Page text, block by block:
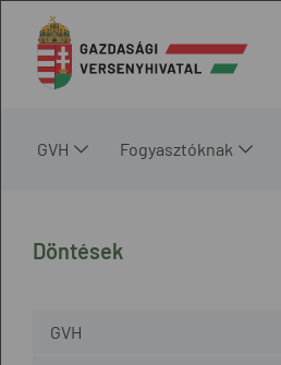
GVH Fogyasztóknak
Döntések
GVH